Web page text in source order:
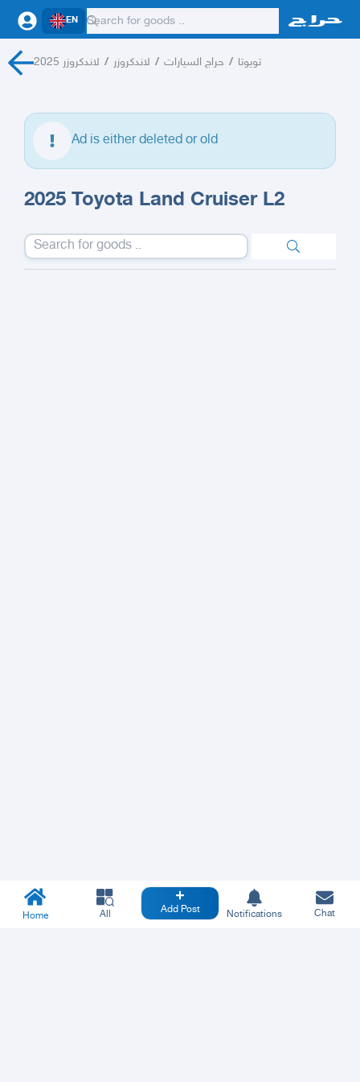
EN
لاندكروزر 2025 / لاندكروزر / حراج السيارات / تويوتا
Ad is either deleted or old
2025 Toyota Land Cruiser L2
Home All Add Post Notifications Chat